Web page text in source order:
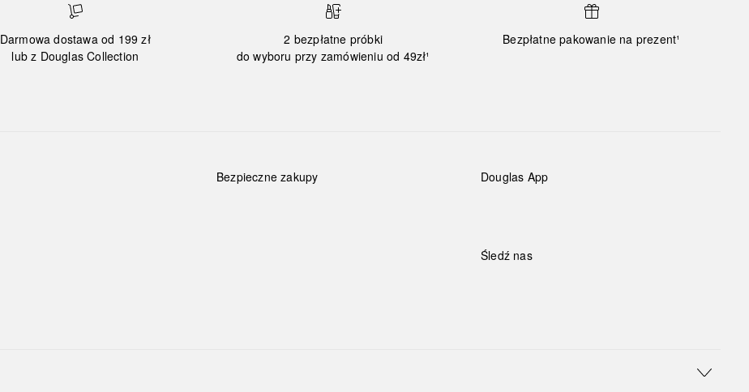
Darmowa dostawa od 199 zł
lub z Douglas Collection
2 bezpłatne próbki
do wyboru przy zamówieniu od 49zł¹
Bezpłatne pakowanie na prezent¹
Bezpieczne zakupy Douglas App
Śledź nas